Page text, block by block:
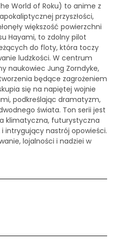
World of Roku) to anime z
przyszłości,
większość powierzchni
Hayami, to zdolny pilot
do floty, która toczy
ludzkości. W centrum
naukowiec Jung Zorndyke,
będące zagrożeniem
się na napiętej wojnie
podkreślając dramatyzm,
świata. Ton serii jest
klimatyczna, futurystyczna
intrygujący nastrój opowieści.
lojalności i nadziei w